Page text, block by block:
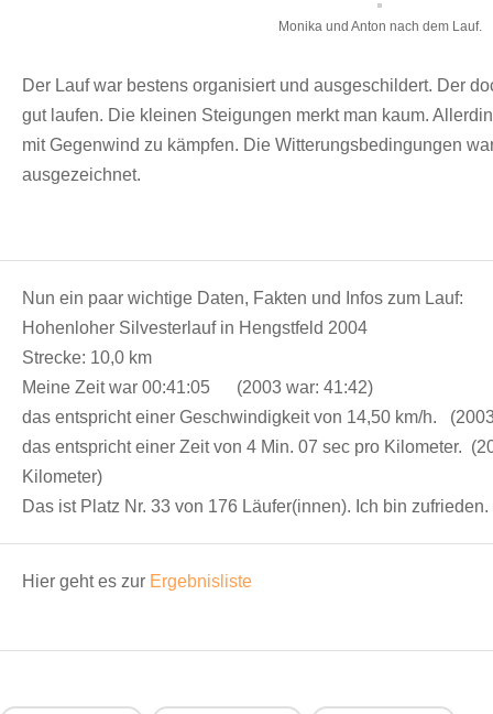
Monika und Anton nach dem Lauf.
Der Lauf war bestens organisiert und ausgeschildert. Der
gut laufen. Die kleinen Steigungen merkt man kaum.
mit Gegenwind zu kämpfen. Die Witterungsbedingungen
ausgezeichnet.
Nun ein paar wichtige Daten, Fakten und Infos zum Lauf:
Hohenloher Silvesterlauf in Hengstfeld 2004
Strecke: 10,0 km
Meine Zeit war 00:41:05 (2003 war: 41:42)
das entspricht einer Geschwindigkeit von 14,50 km/h.
das entspricht einer Zeit von 4 Min. 07 sec pro Kilometer.
Kilometer)
Das ist Platz Nr. 33 von 176 Läufer(innen). Ich bin zufrieden.
Hier geht es zur Ergebnisliste